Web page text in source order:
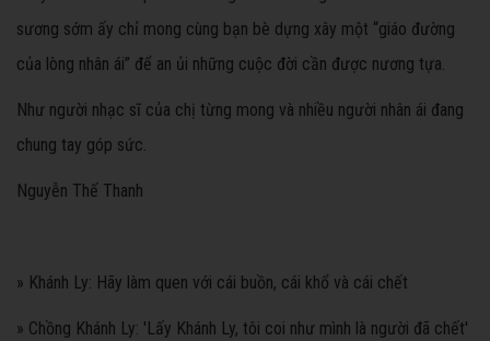
sương sớm ấy chỉ mong cùng bạn bè dựng xây một “giáo đường
của lòng nhân ái” để an ủi những cuộc đời cần được nương tựa.
Như người nhạc sĩ của chị từng mong và nhiều người nhân ái đang
chung tay góp sức.
Nguyễn Thế Thanh
» Khánh Ly: Hãy làm quen với cái buồn, cái khổ và cái chết
» Chồng Khánh Ly: 'Lấy Khánh Ly, tôi coi như mình là người đã chết'